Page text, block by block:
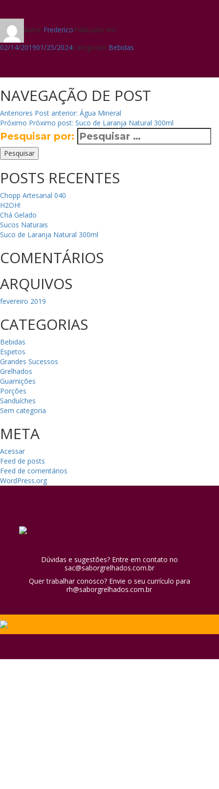
Autor FredericoPublicado em
02/14/201901/25/2024Categorias Bebidas
NAVEGAÇÃO DE POST
Anteriores Post anterior: Água Mineral
Próximo Próximo post: Suco de Laranja Natural 300ml
Pesquisar por:
Pesquisar
POSTS RECENTES
Chopp Artesanal 040
H2OH!
Chá Gelado
Sucos Naturais
Suco de Laranja Natural 300ml
COMENTÁRIOS
ARQUIVOS
fevereiro 2019
CATEGORIAS
Bebidas
Espetos
Grandes Sucessos
Grelhados
Guarnições
Porções
Sanduíches
Sem categoria
META
Acessar
Feed de posts
Feed de comentários
WordPress.org
Dúvidas e sugestões? Entre em contato no
sac@saborgrelhados.com.br
Quer trabalhar conosco? Envie o seu currículo para
rh@saborgrelhados.com.br